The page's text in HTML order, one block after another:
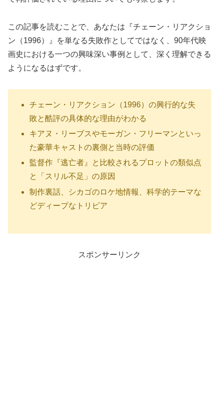
この記事を読むことで、あなたは『チェーン・リアクショ
ン（1996）』を単なる失敗作としてではなく、90年代映
画史における一つの興味深い事例として、深く理解できる
ようになるはずです。
チェーン・リアクション（1996）の興行的な失
敗と酷評の具体的な理由がわかる
キアヌ・リーブスやモーガン・フリーマンといっ
た豪華キャストの裏側と当時の評価
監督作『逃亡者』と比較されるプロットの類似点
と「スリル不足」の原因
制作裏話、シカゴのロケ地情報、科学的テーマな
どディープなトリビア
スポンサーリンク